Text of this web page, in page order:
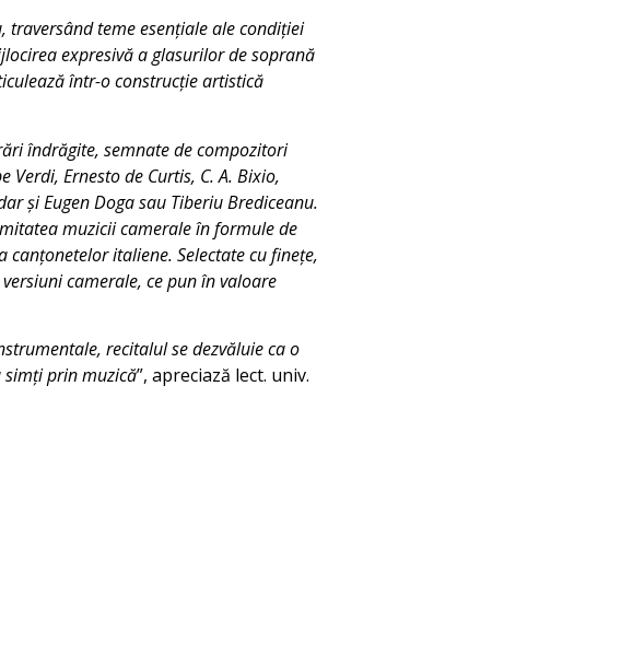
teme esențiale ale condiției
expresivă a glasurilor de soprană
într-o construcție artistică
îndrăgite, semnate de compozitori
Verdi, Ernesto de Curtis, C. A. Bixio,
și Eugen Doga sau Tiberiu Brediceanu.
muzicii camerale în formule de
italiene. Selectate cu finețe,
camerale, ce pun în valoare
recitalul se dezvăluie ca o
simți prin muzică”, apreciază lect. univ.